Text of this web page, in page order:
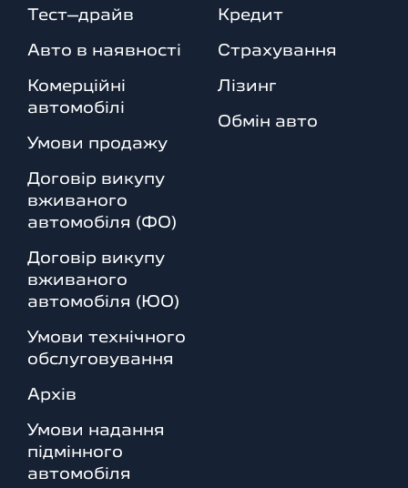
Тест–драйв
Авто в наявності
Комерційні
автомобілі
Умови продажу
Договір викупу
вживаного
автомобіля (ФО)
Договір викупу
вживаного
автомобіля (ЮО)
Умови технічного
обслуговування
Архів
Умови надання
підмінного
автомобіля
Кредит
Страхування
Лізинг
Обмін авто